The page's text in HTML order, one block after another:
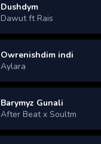
Dushdym
Dawut ft Rais
Owrenishdim indi
Aylara
Barymyz Gunali
After Beat x Soultm